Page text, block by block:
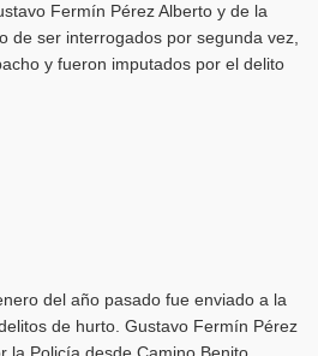
Fermín Pérez Alberto y de la
de ser interrogados por segunda vez,
y fueron imputados por el delito
del año pasado fue enviado a la
de hurto. Gustavo Fermín Pérez